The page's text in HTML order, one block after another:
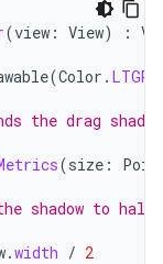
(view : View) :
(Color .
the drag
(size :
shadow to
.width / 2